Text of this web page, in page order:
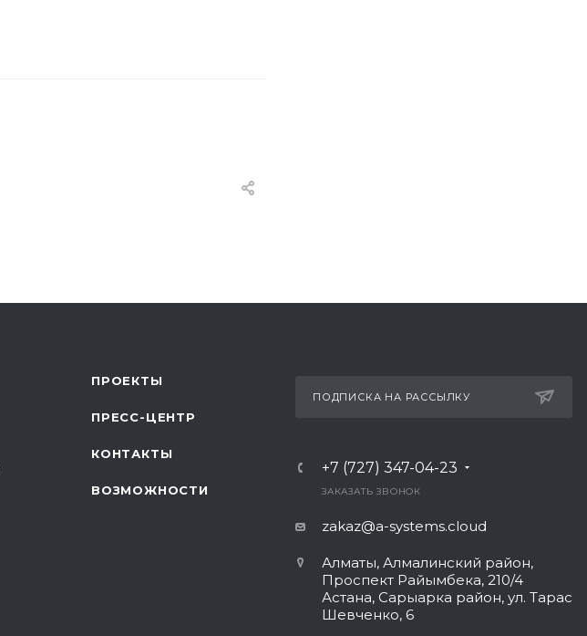
ПРОЕКТЫ
ПРЕСС-ЦЕНТР
КОНТАКТЫ
ВОЗМОЖНОСТИ
ПОДПИСКА НА РАССЫЛКУ
+7 (727) 347-04-23
ЗАКАЗАТЬ ЗВОНОК
zakaz@a-systems.cloud
Алматы, ​Алмалинский район,
Проспект Райымбека, 210/4
Астана, Сарыарка район, ул. Тарас
Шевченко, 6​